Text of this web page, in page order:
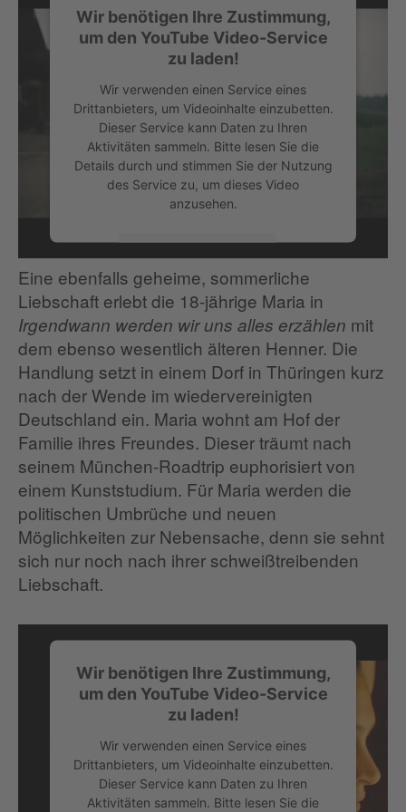
Wir benötigen Ihre Zustimmung,
um den YouTube Video-Service
zu laden!
Wir verwenden einen Service eines
Drittanbieters, um Videoinhalte einzubetten.
Dieser Service kann Daten zu Ihren
Aktivitäten sammeln. Bitte lesen Sie die
Details durch und stimmen Sie der Nutzung
des Service zu, um dieses Video
anzusehen.
Akzeptieren
Irgendwann werden wir uns alles erzählen
Eine ebenfalls geheime, sommerliche
Liebschaft erlebt die 18-jährige Maria in
Irgendwann werden wir uns alles erzählen mit
dem ebenso wesentlich älteren Henner. Die
Handlung setzt in einem Dorf in Thüringen kurz
nach der Wende im wiedervereinigten
Deutschland ein. Maria wohnt am Hof der
Familie ihres Freundes. Dieser träumt nach
seinem München-Roadtrip euphorisiert von
einem Kunststudium. Für Maria werden die
politischen Umbrüche und neuen
Möglichkeiten zur Nebensache, denn sie sehnt
sich nur noch nach ihrer schweißtreibenden
Liebschaft.
Wir benötigen Ihre Zustimmung,
um den YouTube Video-Service
zu laden!
Wir verwenden einen Service eines
Drittanbieters, um Videoinhalte einzubetten.
Dieser Service kann Daten zu Ihren
Aktivitäten sammeln. Bitte lesen Sie die